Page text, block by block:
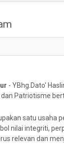
- YBhg.Dato'
Patriotisme
satu usaha
nilai integriti,
relevan dan